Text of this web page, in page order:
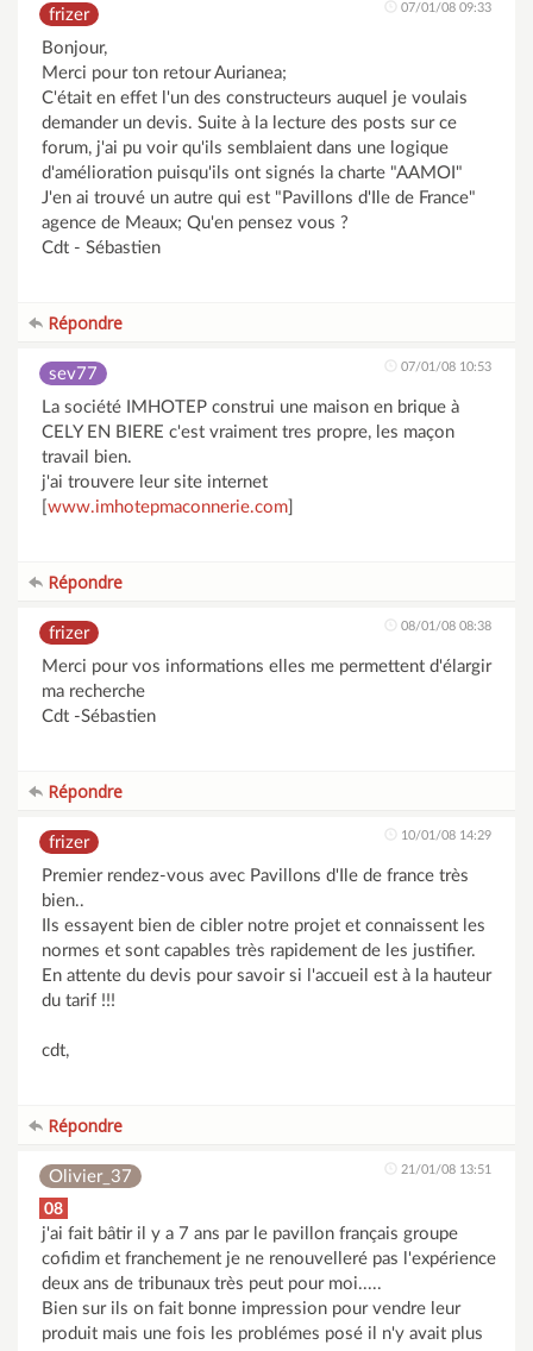
frizer 07/01/08 09:33
Bonjour,
Merci pour ton retour Aurianea;
C'était en effet l'un des constructeurs auquel je voulais
demander un devis. Suite à la lecture des posts sur ce
forum, j'ai pu voir qu'ils semblaient dans une logique
d'amélioration puisqu'ils ont signés la charte "AAMOI"
J'en ai trouvé un autre qui est "Pavillons d'Ile de France"
agence de Meaux; Qu'en pensez vous ?
Cdt - Sébastien
Répondre
sev77 07/01/08 10:53
La société IMHOTEP construi une maison en brique à
CELY EN BIERE c'est vraiment tres propre, les maçon
travail bien.
j'ai trouvere leur site internet
www.imhotepmaconnerie.com
Répondre
frizer 08/01/08 08:38
Merci pour vos informations elles me permettent d'élargir
ma recherche
Cdt -Sébastien
Répondre
frizer 10/01/08 14:29
Premier rendez-vous avec Pavillons d'Ile de france très
bien..
Ils essayent bien de cibler notre projet et connaissent les
normes et sont capables très rapidement de les justifier.
En attente du devis pour savoir si l'accueil est à la hauteur
du tarif !!!
cdt,
Répondre
Olivier_37 21/01/08 13:51
08
j'ai fait bâtir il y a 7 ans par le pavillon français groupe
cofidim et franchement je ne renouvelleré pas l'expérience
deux ans de tribunaux très peut pour moi.....
Bien sur ils on fait bonne impression pour vendre leur
produit mais une fois les problémes posé il n'y avait plus